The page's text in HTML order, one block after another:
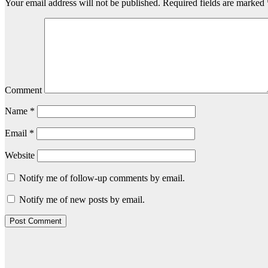
Your email address will not be published. Required fields are marked
Comment
Name *
Email *
Website
Notify me of follow-up comments by email.
Notify me of new posts by email.